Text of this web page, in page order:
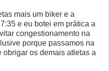
mais um biker e a
e eu botei em prática a
congestionamento na
porque passamos na
os demais atletas a